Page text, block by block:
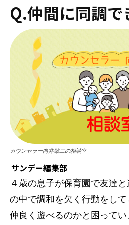
Q.仲間に同調
カウンセラー向井敬二の相談室
サンデー編集部
４歳の息子が保育園で友達
の中で調和を欠く行動をし
仲良く遊べるのかと困って